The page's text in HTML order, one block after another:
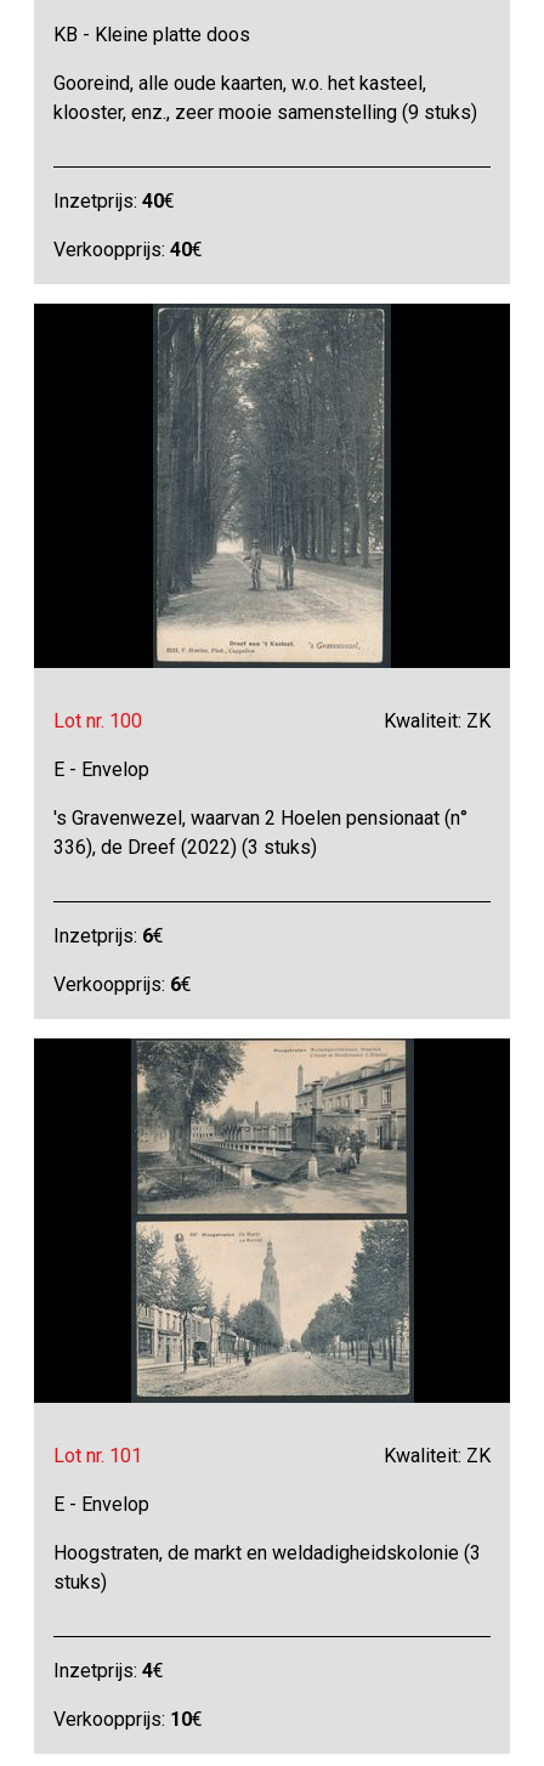
KB - Kleine platte doos
Gooreind, alle oude kaarten, w.o. het kasteel,
klooster, enz., zeer mooie samenstelling (9 stuks)
Inzetprijs:40€
Verkoopprijs:40€
Lot nr. 100 Kwaliteit: ZK
E - Envelop
's Gravenwezel, waarvan 2 Hoelen pensionaat (n°
336), de Dreef (2022) (3 stuks)
Inzetprijs: 6€
Verkoopprijs: 6€
Lot nr. 101 Kwaliteit: ZK
E - Envelop
Hoogstraten, de markt en weldadigheidskolonie (3
stuks)
Inzetprijs:4€
Verkoopprijs: 10€